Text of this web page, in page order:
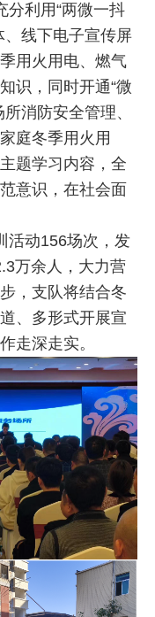
分利用“两微一抖
、线下电子宣传屏
用火用电、燃气
识，同时开通“微
消防安全管理、
庭冬季用火用
题学习内容，全
意识，在社会面
活动156场次，发
万余人，大力营
，支队将结合冬
、多形式开展宣
走深走实。